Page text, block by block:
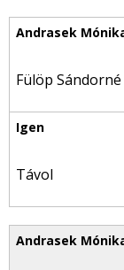
Fülöp Sándorné
Távol